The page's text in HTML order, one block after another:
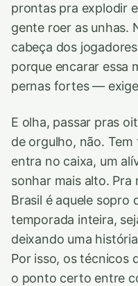
prontas pra explodir
gente roer as unhas.
cabeça dos
porque encarar essa
pernas fortes —
E olha, passar pras
de orgulho, não.
entra no caixa, um
sonhar mais alto. Pra
Brasil é aquele sopro
temporada inteira,
deixando uma
Por isso, os técnicos
o ponto certo entre